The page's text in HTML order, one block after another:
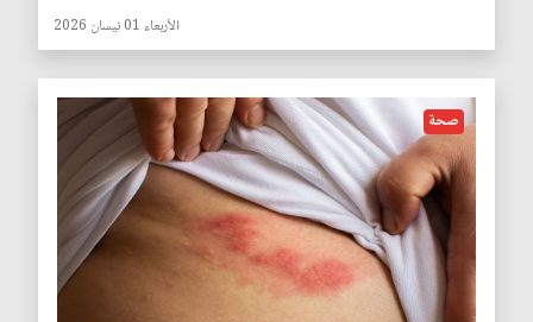
الأربعاء 01 نيسان 2026
صحة